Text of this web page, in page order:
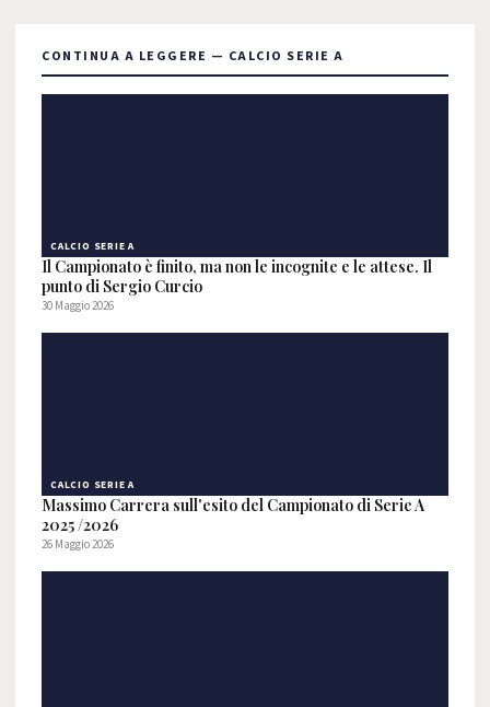
CONTINUA A LEGGERE — CALCIO SERIE A
CALCIO SERIE A
Il Campionato è finito, ma non le incognite e le attese. Il
punto di Sergio Curcio
30 Maggio 2026
CALCIO SERIE A
Massimo Carrera sull'esito del Campionato di Serie A
2025 /2026
26 Maggio 2026